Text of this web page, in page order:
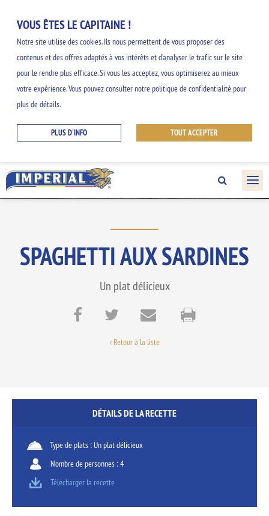
VOUS ÊTES LE CAPITAINE !
Notre site utilise des cookies. Ils nous permettent de vous proposer des
contenus et des offres adaptés à vos intérêts et d’analyser le trafic sur le site
pour le rendre plus efficace. Si vous les acceptez, vous optimiserez au mieux
votre expérience. Vous pouvez consulter notre politique de confidentialité pour
plus de détails.
PLUS D'INFO TOUT ACCEPTER
NOS INSPIRATIONS
Découvrez nos idées faciles et originales et
IMPERIAL.
SPAGHETTI AUX SARDINES
Un plat délicieux
‹ Retour à la liste
DÉTAILS DE LA RECETTE
Type de plats : Un plat délicieux
Nombre de personnes : 4
Télécharger la recette